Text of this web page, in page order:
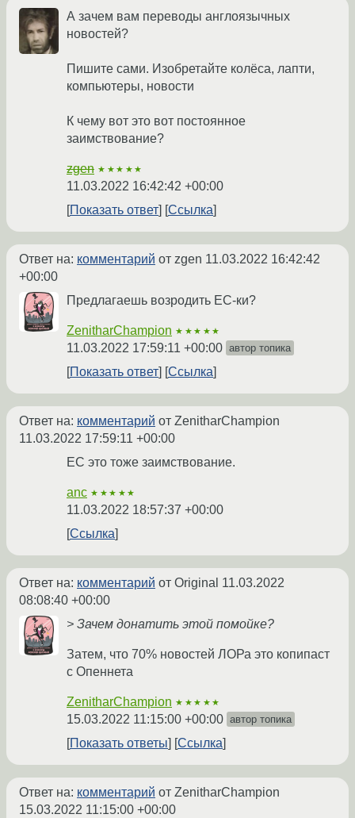
А зачем вам переводы англоязычных
новостей?
Пишите сами. Изобретайте колёса, лапти,
компьютеры, новости
К чему вот это вот постоянное
заимствование?
zgen ★★★★★
11.03.2022 16:42:42 +00:00
Показать ответ
Ссылка
Ответ на: комментарий от zgen 11.03.2022 16:42:42
+00:00
Предлагаешь возродить ЕС-ки?
ZenitharChampion ★★★★★
11.03.2022 17:59:11 +00:00 автор топика
Показать ответ Ссылка
Ответ на: комментарий от ZenitharChampion
11.03.2022 17:59:11 +00:00
ЕС это тоже заимствование.
anc ★★★★★
11.03.2022 18:57:37 +00:00
Ссылка
Ответ на: комментарий от Original 11.03.2022
08:08:40 +00:00
> Зачем донатить этой помойке?
Затем, что 70% новостей ЛОРа это копипаст
с Опеннета
ZenitharChampion ★★★★★
15.03.2022 11:15:00 +00:00 автор топика
Показать ответы Ссылка
Ответ на: комментарий от ZenitharChampion
15.03.2022 11:15:00 +00:00